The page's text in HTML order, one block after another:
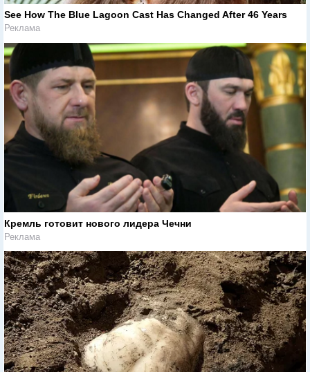
See How The Blue Lagoon Cast Has Changed After 46 Years
Реклама
Кремль готовит нового лидера Чечни
Реклама